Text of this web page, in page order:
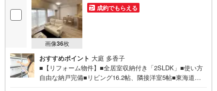
画像36枚
成約でもらえる
おすすめポイント 大庭 多香子
■【リフォーム物件】■全居室収納付き「2SLDK」■使い方
自由な納戸完備■リビング16.2帖、隣接洋室5帖■東海道本